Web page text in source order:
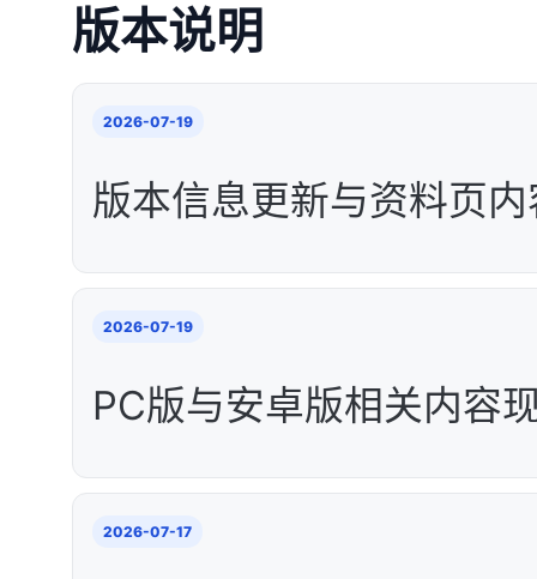
版本说明
2026-07-19
版本信息更新与资料页
2026-07-19
PC版与安卓版相关内容
2026-07-17